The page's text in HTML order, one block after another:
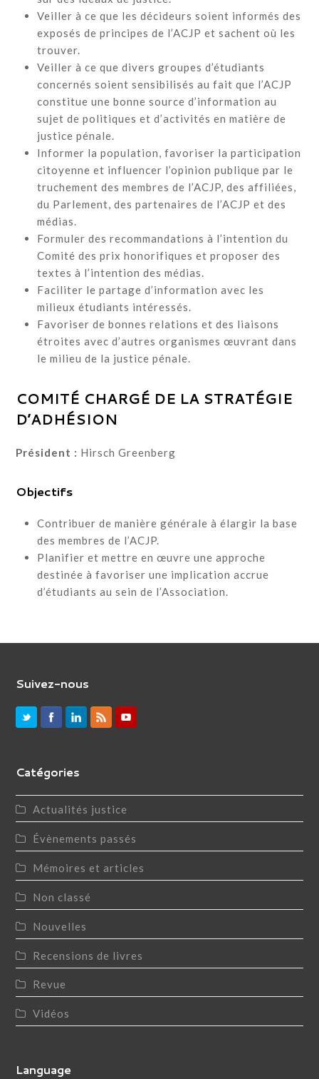
Veiller à ce que les décideurs soient informés des
exposés de principes de l’ACJP et sachent où les
trouver.
Veiller à ce que divers groupes d’étudiants
concernés soient sensibilisés au fait que l’ACJP
constitue une bonne source d’information au
sujet de politiques et d’activités en matière de
justice pénale.
Informer la population, favoriser la participation
citoyenne et influencer l’opinion publique par le
truchement des membres de l’ACJP, des affiliées,
du Parlement, des partenaires de l’ACJP et des
médias.
Formuler des recommandations à l’intention du
Comité des prix honorifiques et proposer des
textes à l’intention des médias.
Faciliter le partage d’information avec les
milieux étudiants intéressés.
Favoriser de bonnes relations et des liaisons
étroites avec d’autres organismes œuvrant dans
le milieu de la justice pénale.
COMITÉ CHARGÉ DE LA STRATÉGIE
D’ADHÉSION
Président : Hirsch Greenberg
Objectifs
Contribuer de manière générale à élargir la base
des membres de l’ACJP.
Planifier et mettre en œuvre une approche
destinée à favoriser une implication accrue
d’étudiants au sein de l’Association.
Suivez-nous
Catégories
Actualités justice
Évènements passés
Mémoires et articles
Non classé
Nouvelles
Recensions de livres
Revue
Vidéos
Language